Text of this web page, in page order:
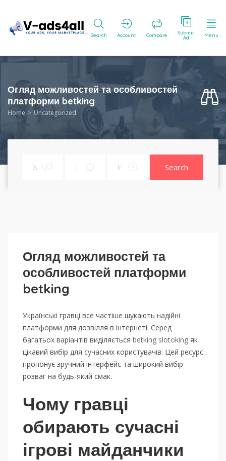
Search Account Compare Submit
Ad Menu
Огляд можливостей та особливостей
платформи betking
Home Uncategorized
Search
Огляд можливостей та
особливостей платформи
betking
Українські гравці все частіше шукають надійні
платформи для дозвілля в інтернеті. Серед
багатьох варіантів виділяється betking slotoking як
цікавий вибір для сучасних користувачів. Цей ресурс
пропонує зручний інтерфейс та широкий вибір
розваг на будь-який смак.
Чому гравці
обирають сучасні
ігрові майданчики